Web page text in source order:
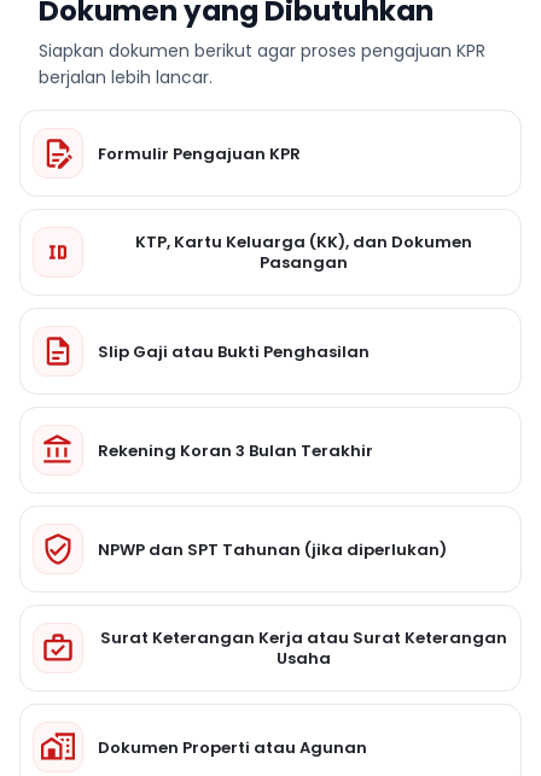
Dokumen yang Dibutuhkan
Siapkan dokumen berikut agar proses pengajuan KPR
berjalan lebih lancar.
Formulir Pengajuan KPR
KTP, Kartu Keluarga (KK), dan Dokumen
Pasangan
Slip Gaji atau Bukti Penghasilan
Rekening Koran 3 Bulan Terakhir
NPWP dan SPT Tahunan (jika diperlukan)
Surat Keterangan Kerja atau Surat Keterangan
Usaha
Dokumen Properti atau Agunan